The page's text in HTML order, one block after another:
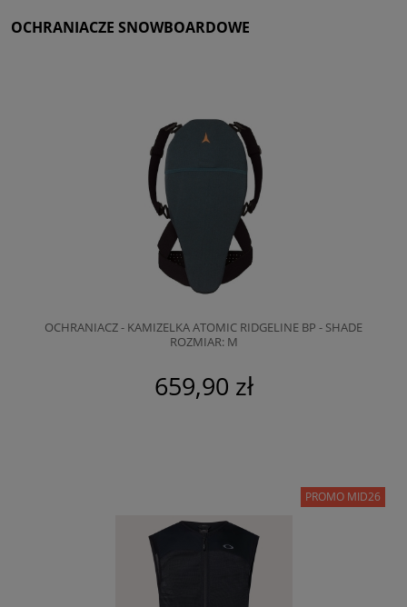
OCHRANIACZE SNOWBOARDOWE
OCHRANIACZ - KAMIZELKA ATOMIC RIDGELINE BP - SHADE
ROZMIAR: M
659,90 zł
PROMO MID26